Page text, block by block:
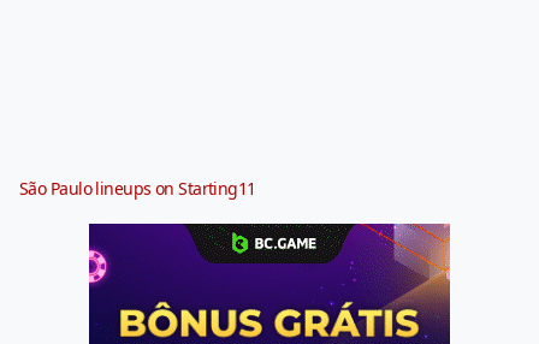
São Paulo lineups on Starting11